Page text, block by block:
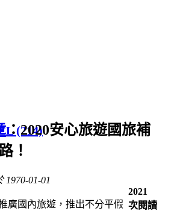
(214)
：2020安心旅遊國旅補
！
1970-01-01
2021
次閱讀
廣國內旅遊，推出不分平假